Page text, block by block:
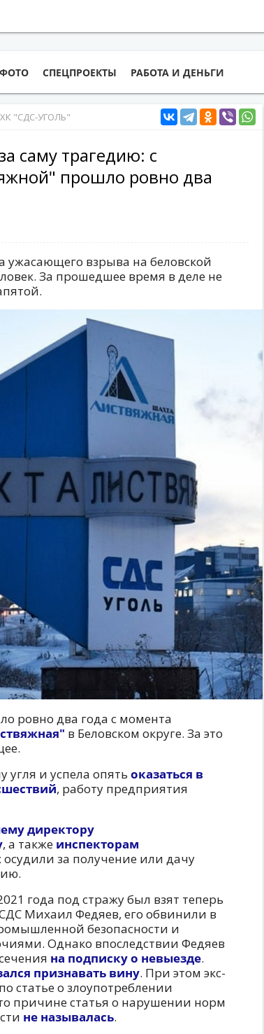
ФОТО СПЕЦПРОЕКТЫ РАБОТА И ДЕНЬГИ
"СДС-УГОЛЬ"
саму трагедию: с
прошло ровно два
ужасающего взрыва на беловской
За прошедшее время в деле не
ровно два года с момента
в Беловском округе. За это
и успела опять оказаться в
, работу предприятия
директору
, а также инспекторам
осудили за получение или дачу
года под стражу был взят теперь
Михаил Федяев, его обвинили в
безопасности и
Однако впоследствии Федяев
на подписку о невыезде.
признавать вину. При этом экс-
статье о злоупотреблении
причине статья о нарушении норм
не называлась.